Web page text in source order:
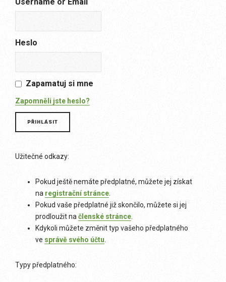
Heslo
Zapamatuj si mne
Zapomněli jste heslo?
Užitečné odkazy:
Pokud ještě nemáte předplatné, můžete jej získat
na registrační stránce
Pokud vaše předplatné již skončilo, můžete si jej
prodloužit na členské stránce
Kdykoli můžete změnit typ vašeho předplatného
ve správě svého účtu
Typy předplatného: